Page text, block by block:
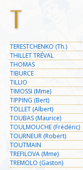
T
TERESTCHENKO (Th.)
THILLET TRÉVAL
THOMAS
TIBURCE
TILLIO
TIMOSSI (Mme)
TIPPING (Bert)
TOLLET (Albert)
TOUBAS (Maurice)
TOULMOUCHE (Frédéric)
TOURNEUR (Robert)
TOUTMAIN
TREFILOVA (Mme)
TREMOLO (Gaston)